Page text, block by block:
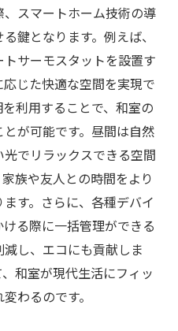
スマートホーム技術の導
鍵となります。例えば、
サーモスタットを設置す
じた快適な空間を実現で
利用することで、和室の
が可能です。昼間は自然
でリラックスできる空間
族や友人との時間をより
す。さらに、各種デバイ
る際に一括管理ができる
し、エコにも貢献しま
和室が現代生活にフィッ
わるのです。